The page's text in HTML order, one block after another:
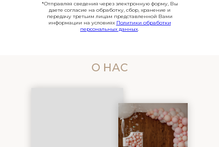
*Отправляя сведения через электронную форму, Вы
даете согласие на обработку, сбор, хранение и
передачу третьим лицам представленной Вами
информации на условиях Политики обработки
персональных данных.
О НАС